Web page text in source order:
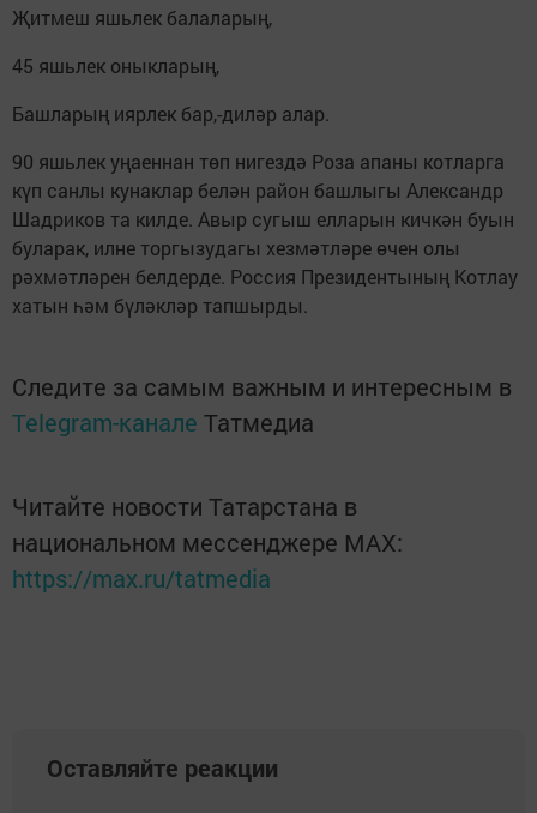
Җитмеш яшьлек балаларың,
45 яшьлек оныкларың,
Башларың иярлек бар,-диләр алар.
90 яшьлек уңаеннан төп нигездә Роза апаны котларга
күп санлы кунаклар белән район башлыгы Александр
Шадриков та килде. Авыр сугыш елларын кичкән буын
буларак, илне торгызудагы хезмәтләре өчен олы
рәхмәтләрен белдерде. Россия Президентының Котлау
хатын һәм бүләкләр тапшырды.
Следите за самым важным и интересным в
Telegram-канале Татмедиа
Читайте новости Татарстана в
национальном мессенджере MАХ:
https://max.ru/tatmedia
Оставляйте реакции